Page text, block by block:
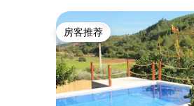
房客推荐
房客推荐